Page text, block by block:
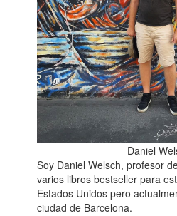
Daniel
Soy Daniel Welsch, profesor
varios libros bestseller para
Estados Unidos pero
ciudad de Barcelona.